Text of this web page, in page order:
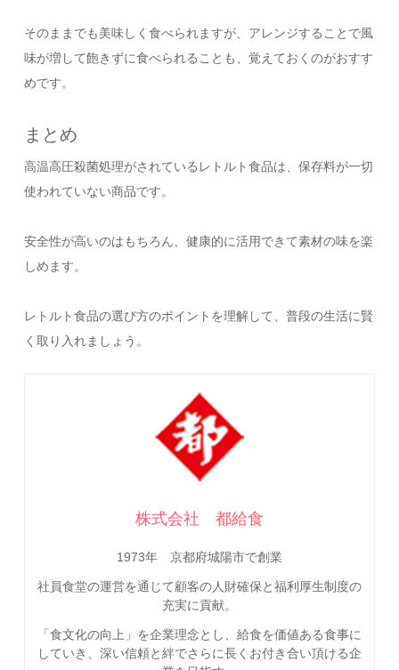
そのままでも美味しく食べられますが、アレンジすることで風
味が増して飽きずに食べられることも、覚えておくのがおすす
めです。
まとめ
高温高圧殺菌処理がされているレトルト食品は、保存料が一切
使われていない商品です。
安全性が高いのはもちろん、健康的に活用できて素材の味を楽
しめます。
レトルト食品の選び方のポイントを理解して、普段の生活に賢
く取り入れましょう。
株式会社 都給食
1973年 京都府城陽市で創業
社員食堂の運営を通じて顧客の人財確保と福利厚生制度の
充実に貢献。
「食文化の向上」を企業理念とし、給食を価値ある食事に
していき、深い信頼と絆でさらに長くお付き合い頂ける企